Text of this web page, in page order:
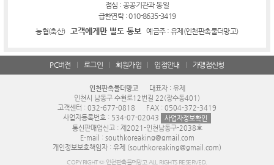
점심 : 공공기관과 동일
급한연락 : 010-8635-3419
농협(축산) 고객에게만 별도 통보 예금주 : 유제(인천판촉물더망고)
PC버전 로그인 회원가입 입점안내 가맹점신청
인천판촉물더망고
대표자 : 유제
인천시 남동구 수현로12번길 22(장수동401)
고객센터 : 032-677-0818
FAX : 0504-372-3419
사업자등록번호 : 534-07-02043
사업자정보확인
통신판매업신고 : 제2021-인천남동구-2038호
E-mail : southkoreaking@gmail.com
개인정보보호책임자 : 유제 (southkoreaking@gmail.com)
COPYRIGHT © 인천판촉물더망고 ALL RIGHTS RESERVED.